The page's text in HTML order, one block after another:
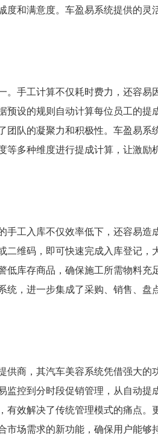
度和满意度。车盈易系统提供的灵
。手工计算不仅耗时费力，还容易
预设的规则自动计算每位员工的提
团队的凝聚力和积极性。车盈易系
多种维度进行提成计算，让激励
手工入库不仅效率低下，还容易造
二维码，即可快速完成入库登记，
低库存商品，确保施工所需物料充
统，进一步集成了采购、销售、盘
供商，其汽车美容系统凭借强大的
监控到分时段促销管理，从自动提
效解决了传统管理模式的痛点。
市场需求的新功能，确保用户能够